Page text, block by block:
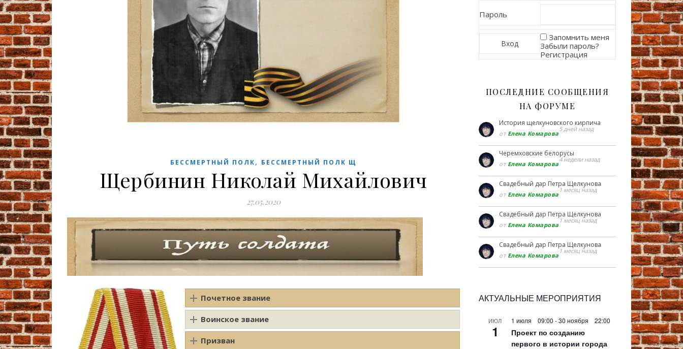
БЕССМЕРТНЫЙ ПОЛК, БЕССМЕРТНЫЙ ПОЛК Щ
Щербинин Николай Михайлович
27.05.2020
Почетное звание
Воинское звание
Призван
Пароль
Запомнить меня
Забыли пароль?
Регистрация
ПОСЛЕДНИЕ СООБЩЕНИЯ
НА ФОРУМЕ
История щелкуновского кирпича
от Елена Комарова
5 дней назад
Черемховские белорусы
от Елена Комарова
4 недели назад
Свадебный дар Петра Щелкунова
от Елена Комарова
1 месяц назад
Свадебный дар Петра Щелкунова
от Елена Комарова
1 месяц назад
Свадебный дар Петра Щелкунова
от Елена Комарова
1 месяц назад
АКТУАЛЬНЫЕ МЕРОПРИЯТИЯ
ИЮЛ
1
1 июля 09:00 -30 ноября 22:00
Проект по созданию
первого в истории города